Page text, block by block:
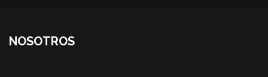
NOSOTROS